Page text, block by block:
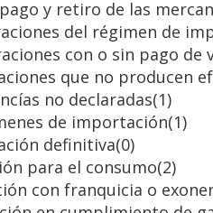
y retiro de las
del régimen de
con o sin pago de
que no producen
no declaradas(1)
de importación(1)
definitiva(0)
para el consumo(2)
con franquicia o